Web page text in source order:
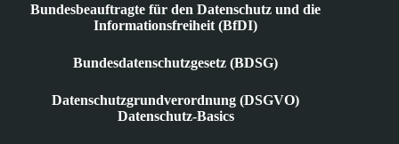
Bundesbeauftragte für den Datenschutz und die
Informationsfreiheit (BfDI)
Bundesdatenschutzgesetz (BDSG)
Datenschutzgrundverordnung (DSGVO)
Datenschutz-Basics